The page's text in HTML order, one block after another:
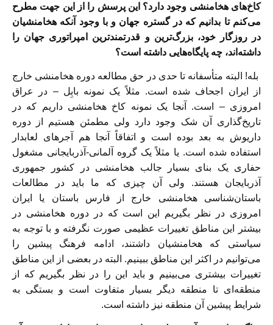
کاخ‌های هخامنشی وجود دارد؟ این پرسش را از این جهت مطرح
می‌کنم تا بدانیم که در گستره جهان و با وجود آنکه هخامنشیان
در روزگار خود، بزرگ‌ترین و قدرتمندترین امپراتوری جهان را
داشته‌اند، چه پایگاه‌هایی داشته است؟
بله! البته متأسفانه تا حدی در حق مطالعه دوره هخامنشی خارج
از ایران اجحاف شده است. مثلاً یک نمونه بابِل – در عراق
امروزی – است. آنجا یک نمونه کاخ هخامنشی داریم که در
تاریخ‌گذاری آن شک وجود دارد ولی مطمئن هستیم از دوره
داریوش به بعد بوده است و اتفاقاً آنجا هم آجرهای لعابدار
استفاده شده است. یا مثلاً یک گروه آلمانی-آذربایجانی مشغول
حفاری یک بنای بسیار جالب هخامنشی در کشور جمهوری
آذربایجان هستند. ولی آن چیزی که ما باید در مطالعات
باستان‌شناسی هخامنشی خارج از فارس باستان یا ایران
امروزی در نظر بگیریم این است که در دوره هخامنشی در
بیشتر این مناطق تغییرات عظیمی صورت نگرفته و با توجه به
سیاستی که هخامنشیان داشتند، ادامه فرهنگ پیشین را
می‌توانیم در اکثر این مناطق ببینیم. البته در بعضی از این مناطق
تغییرات بیشتری می‌بینیم و باید این را در نظر بگیریم که از
منطقه‌ای تا منطقه دیگر بسیار متفاوت است و بستگی به
شرایط پیشین آن منطقه نیز داشته است.